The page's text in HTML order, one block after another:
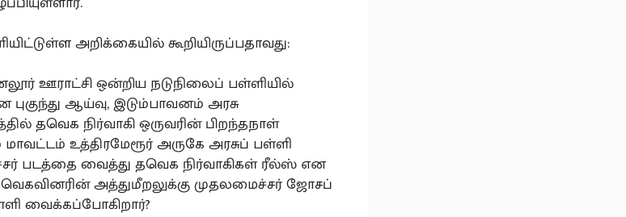
அறிக்கையில் கூறியிருப்பதாவது:
ஊராட்சி ஒன்றிய நடுநிலைப் பள்ளியில்
புகுந்து ஆய்வு, இடும்பாவனம் அரசு
தவெக நிர்வாகி ஒருவரின் பிறந்தநாள்
உத்திரமேரூர் அருகே அரசுப் பள்ளி
படத்தை வைத்து தவெக நிர்வாகிகள் ரீல்ஸ் என
அத்துமீறலுக்கு முதலமைச்சர் ஜோசப்
வைக்கப்போகிறார்?